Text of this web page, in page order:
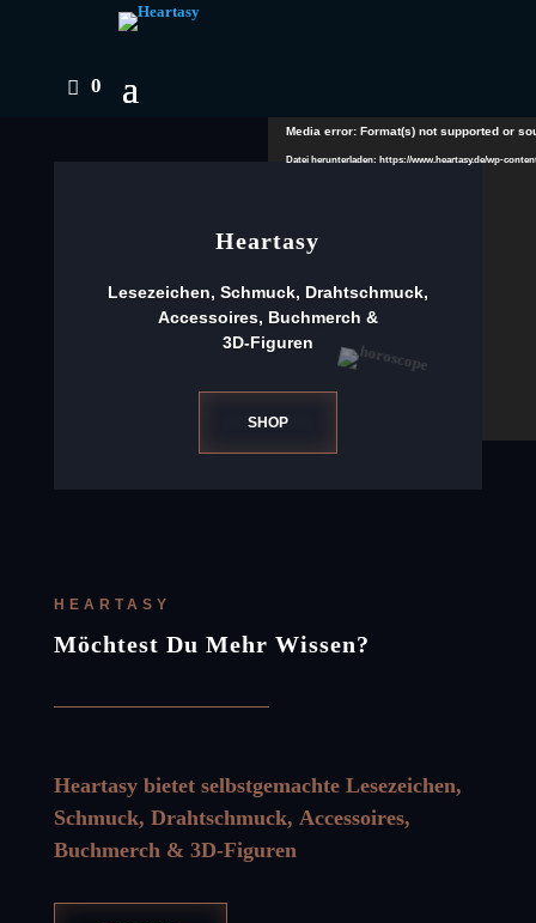
0
Media error: Format(s) not supported or
Datei herunterladen: https://www.heartasy.de/wp-
Heartasy
Lesezeichen, Schmuck, Drahtschmuck,
Accessoires, Buchmerch &
3D-Figuren
SHOP
HEARTASY
Möchtest Du Mehr Wissen?
Heartasy bietet selbstgemachte Lesezeichen,
Schmuck, Drahtschmuck, Accessoires,
Buchmerch & 3D-Figuren